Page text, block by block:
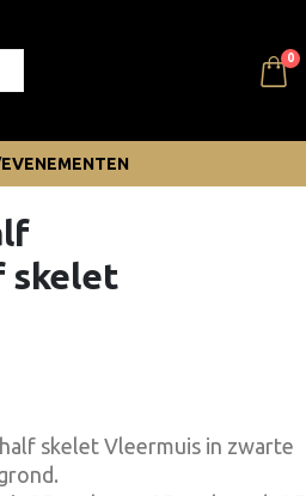
0
skelet
skelet Vleermuis in zwarte